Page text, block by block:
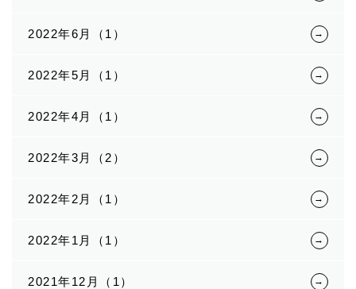
2022年6月（1）
2022年5月（1）
2022年4月（1）
2022年3月（2）
2022年2月（1）
2022年1月（1）
2021年12月（1）